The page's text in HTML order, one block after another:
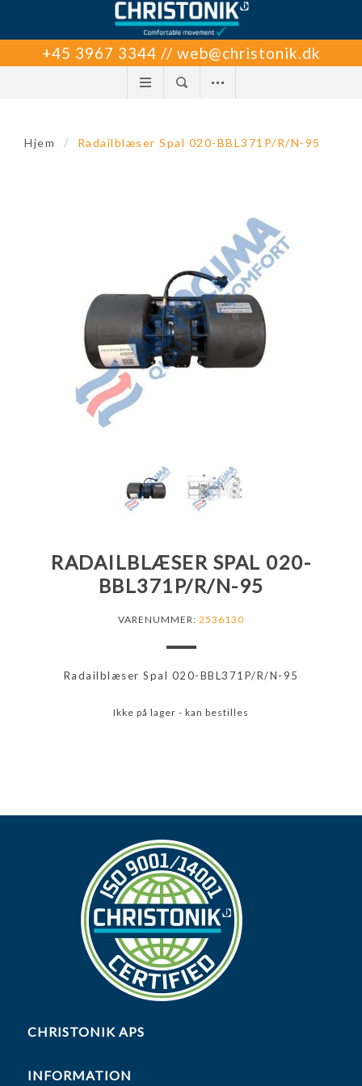
+45 3967 3344 // web@christonik.dk
Hjem / Radailblæser Spal 020-BBL371P/R/N-95
RADAILBLÆSER SPAL 020-
BBL371P/R/N-95
VARENUMMER: 2536130
Radailblæser Spal 020-BBL371P/R/N-95
Ikke på lager - kan bestilles
CHRISTONIK APS
INFORMATION